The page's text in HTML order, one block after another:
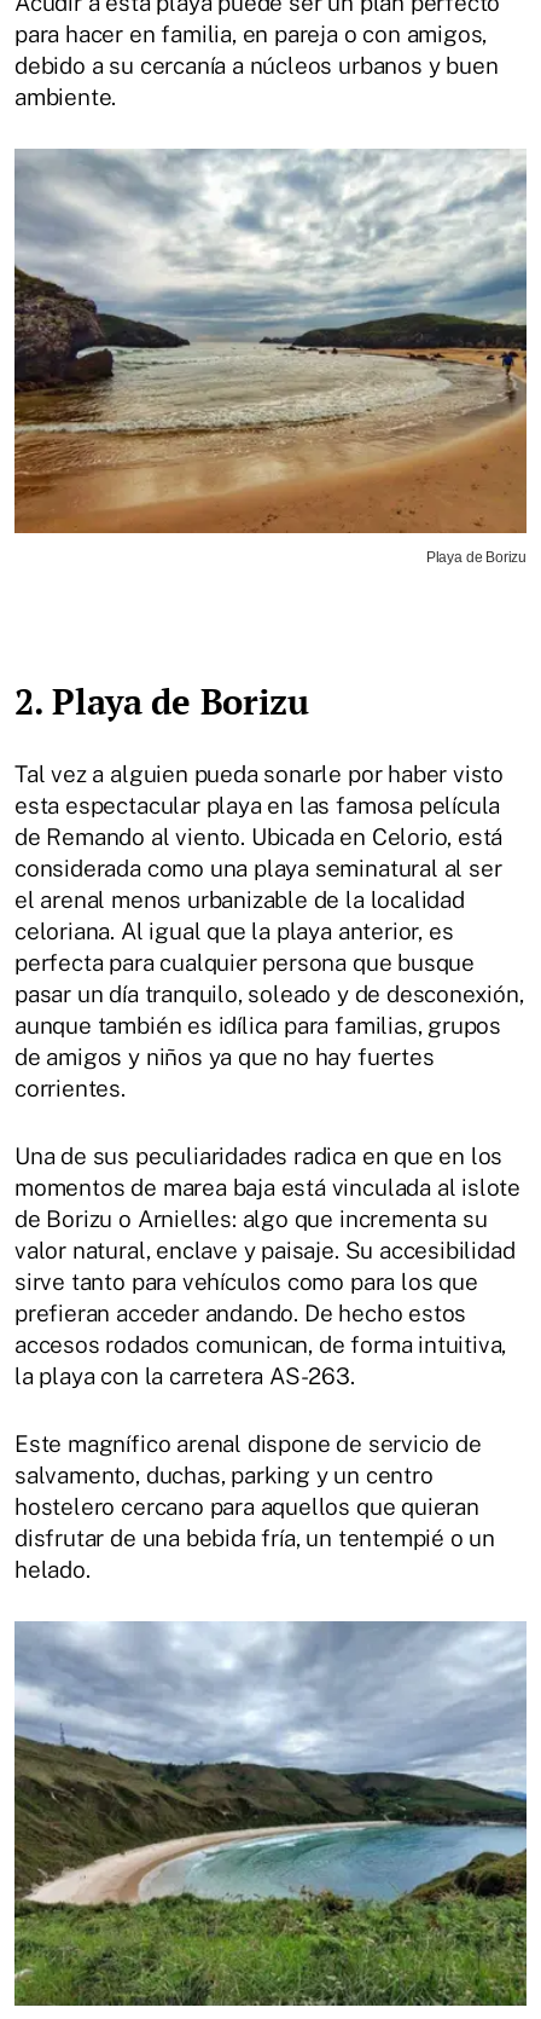
para hacer en familia, en pareja o con amigos,
debido a su cercanía a núcleos urbanos y buen
ambiente.
Playa de Borizu
2. Playa de Borizu
Tal vez a alguien pueda sonarle por haber visto
esta espectacular playa en las famosa película
de Remando al viento. Ubicada en Celorio, está
considerada como una playa seminatural al ser
el arenal menos urbanizable de la localidad
celoriana. Al igual que la playa anterior, es
perfecta para cualquier persona que busque
pasar un día tranquilo, soleado y de desconexión,
aunque también es idílica para familias, grupos
de amigos y niños ya que no hay fuertes
corrientes.
Una de sus peculiaridades radica en que en los
momentos de marea baja está vinculada al islote
de Borizu o Arnielles: algo que incrementa su
valor natural, enclave y paisaje. Su accesibilidad
sirve tanto para vehículos como para los que
prefieran acceder andando. De hecho estos
accesos rodados comunican, de forma intuitiva,
la playa con la carretera AS-263.
Este magnífico arenal dispone de servicio de
salvamento, duchas, parking y un centro
hostelero cercano para aquellos que quieran
disfrutar de una bebida fría, un tentempié o un
helado.